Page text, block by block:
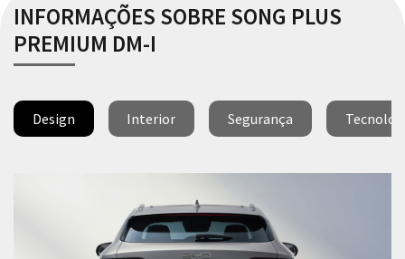
INFORMAÇÕES SOBRE SONG PLUS
PREMIUM DM-I
Design Interior Segurança